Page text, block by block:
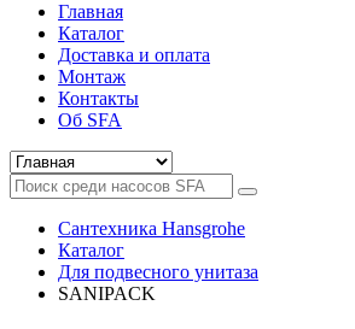
Главная
Каталог
Доставка и оплата
Монтаж
Контакты
Об SFA
Сантехника Hansgrohe
Каталог
Для подвесного унитаза
SANIPACK